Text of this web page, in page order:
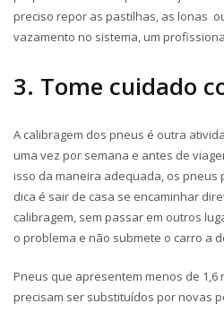
preciso repor as pastilhas, as lonas
vazamento no sistema, um
3. Tome cuidado
A calibragem dos pneus é outra
uma vez por semana e antes de
isso da maneira adequada, os pneus
dica é sair de casa se encaminhar
calibragem, sem passar em outros
o problema e não submete o carro a
Pneus que apresentem menos de 1,6
precisam ser substituídos por novas